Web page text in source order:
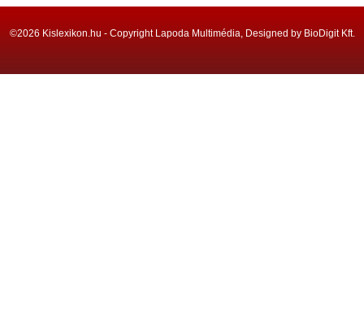
©2026 Kislexikon.hu - Copyright Lapoda Multimédia, Designed by BioDigit Kft.